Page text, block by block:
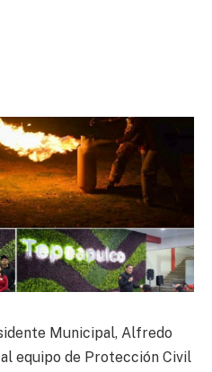
Municipal, Alfredo
equipo de Protección Civil